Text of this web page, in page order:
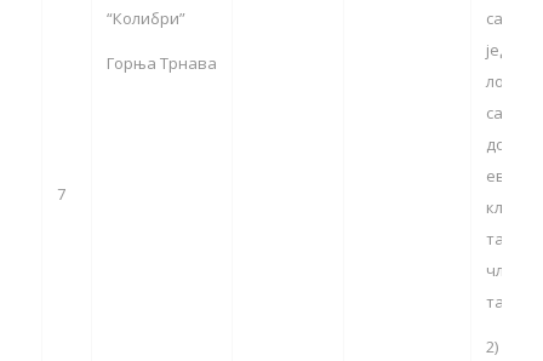
7
“Колибри”
Горња Трнава
са
члан
тачка
2)